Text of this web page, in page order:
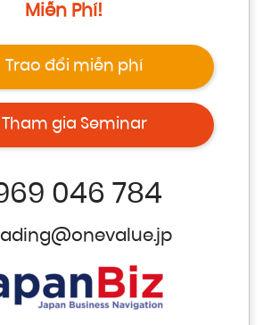
Miễn Phí!
Trao đổi miễn phí
Tham gia Seminar
046 784